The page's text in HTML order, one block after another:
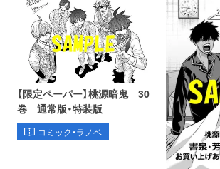
【限定ペーパー】桃源暗鬼 30
巻 通常版・特装版
コミック・ラノベ